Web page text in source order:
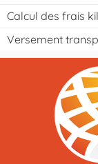
Calcul des frais
Versement